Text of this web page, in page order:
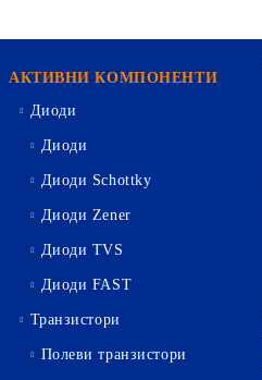
АКТИВНИ КОМПОНЕНТИ
Диоди
Диоди
Диоди Schottky
Диоди Zener
Диоди TVS
Диоди FAST
Транзистори
Полеви транзистори